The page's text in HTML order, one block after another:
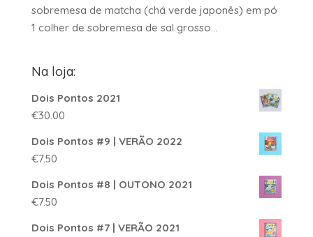
sobremesa de matcha (chá verde japonês) em pó
1 colher de sobremesa de sal grosso...
Na loja:
Dois Pontos 2021
€30.00
Dois Pontos #9 | VERÃO 2022
€7.50
Dois Pontos #8 | OUTONO 2021
€7.50
Dois Pontos #7 | VERÃO 2021